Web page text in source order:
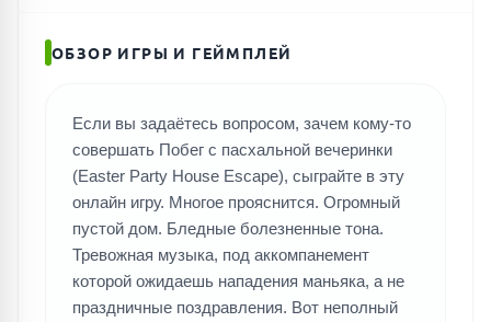
ОБЗОР ИГРЫ И ГЕЙМПЛЕЙ
Если вы задаётесь вопросом, зачем кому-то
совершать Побег с пасхальной вечеринки
(Easter Party House Escape), сыграйте в эту
онлайн игру. Многое прояснится. Огромный
пустой дом. Бледные болезненные тона.
Тревожная музыка, под аккомпанемент
которой ожидаешь нападения маньяка, а не
праздничные поздравления. Вот неполный